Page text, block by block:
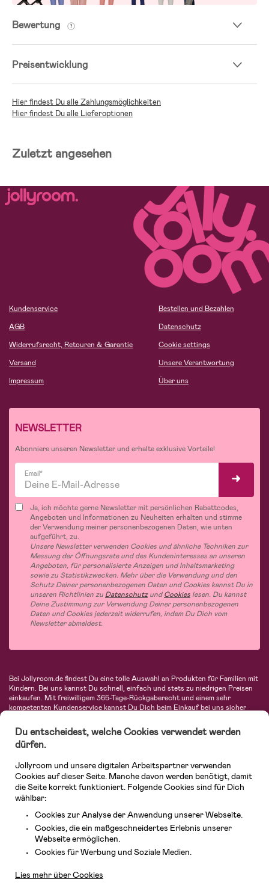
Bewertung
Preisentwicklung
Hier findest Du alle Zahlungsmöglichkeiten
Hier findest Du alle Lieferoptionen
Zuletzt angesehen
Kundenservice
AGB
Widerrufsrecht, Retouren & Garantie
Versand
Impressum
Bestellen und Bezahlen
Datenschutz
Cookie settings
Unsere Verantwortung
Über uns
NEWSLETTER
Abonniere unseren Newsletter und erhalte exklusive Vorteile!
Email*
Ja, ich möchte gerne Newsletter mit persönlichen Rabattcodes,
Angeboten und Informationen zu Neuheiten erhalten und stimme
der Verwendung meiner personenbezogenen Daten, wie unten
aufgeführt, zu.
Unsere Newsletter verwenden Cookies und ähnliche Techniken zur
Messung der Öffnungsrate und des Kundeninteresses an unseren
Angeboten, für personalisierte Anzeigen und Inhaltsmarketing
sowie zu Statistikzwecken. Mehr über die Verwendung und den
Schutz Deiner personenbezogenen Daten und Cookies kannst Du in
unseren Richtlinien zu DatenschutzundCookies lesen. Du kannst
Deine Zustimmung zur Verwendung Deiner personenbezogenen
Daten und Cookies jederzeit widerrufen, indem Du Dich vom
Newsletter abmeldest.
Bei Jollyroom.de findest Du eine tolle Auswahl an Produkten für Familien mit
Kindern. Bei uns kannst Du schnell, einfach und stets zu niedrigen Preisen
einkaufen. Mit freiwilligem 365-Tage-Rückgaberecht und einem sehr
kompetenten Kundenservice kannst Du Dich beim Einkauf bei uns sicher
Autositze, Kinder- und Babymode, Produkte für Mütter und eine Menge
fantastischer Einrichtungsgegenstände, Spielsachen, Babyprodukte und
vieles mehr. Wir haben Produkte von bekannten Herstellern wie Britax, Maxi-
Avent, Jack Wolfskin, Cybex, LEGO und vielen mehr. Schau Dich um in
unserer vielfältigen Online-Boutique für Kinder & Babys. Willkommen!
Du entscheidest, welche Cookies verwendet werden
dürfen.
Jollyroom und unsere digitalen Arbeitspartner verwenden
Cookies auf dieser Seite. Manche davon werden benötigt, damit
die Seite korrekt funktioniert. Folgende Cookies sind für Dich
wählbar:
Cookies zur Analyse der Anwendung unserer Webseite.
Cookies, die ein maßgeschneidertes Erlebnis unserer
Webseite ermöglichen.
Cookies für Werbung und Soziale Medien.
Lies mehr über Cookies